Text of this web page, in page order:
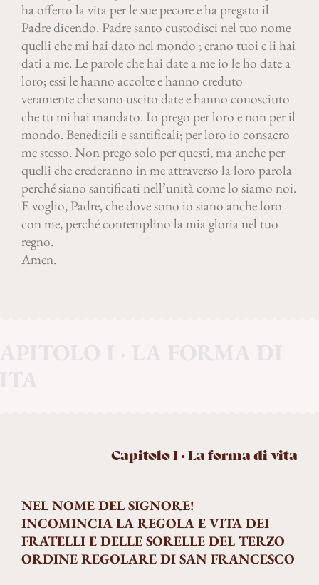
ha offerto la vita per le sue pecore e ha pregato il
Padre dicendo. Padre santo custodisci nel tuo nome
quelli che mi hai dato nel mondo ; erano tuoi e li hai
dati a me. Le parole che hai date a me io le ho date a
loro; essi le hanno accolte e hanno creduto
veramente che sono uscito date e hanno conosciuto
che tu mi hai mandato. Io prego per loro e non per il
mondo. Benedicili e santificali; per loro io consacro
me stesso. Non prego solo per questi, ma anche per
quelli che crederanno in me attraverso la loro parola
perché siano santificati nell’unità come lo siamo noi.
E voglio, Padre, che dove sono io siano anche loro
con me, perché contemplino la mia gloria nel tuo
regno.
Amen.
Capitolo I · La forma di vita
NEL NOME DEL SIGNORE!
INCOMINCIA LA REGOLA E VITA DEI
FRATELLI E DELLE SORELLE DEL TERZO
ORDINE REGOLARE DI SAN FRANCESCO